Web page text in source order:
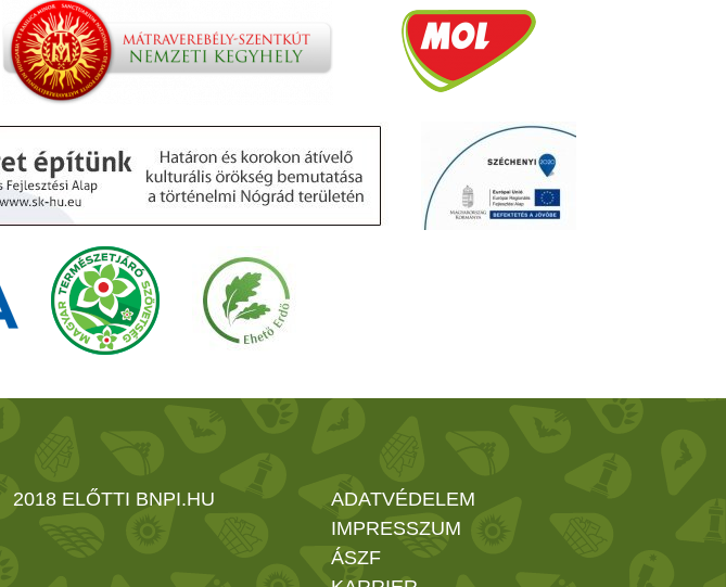
2018 ELŐTTI BNPI.HU
ADATVÉDELEM
IMPRESSZUM
ÁSZF